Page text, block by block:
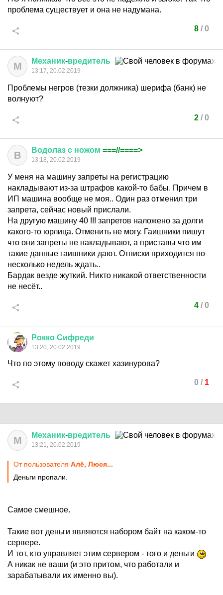
проблема существует и она не надумана.
8/ 0
М Механик-вредитель
13:17, 20.02.2019
Проблемы негров (тезки должника) шерифа (банк) не
волнуют?
2/ 0
В Водолаз с ножом ===//====>
13:18, 20.02.2019
У меня на машину запреты на регистрацию
накладывают из-за штрафов какой-то бабы. Причем в
ИП машина вообще не моя.. Один раз отменил три
запрета, сейчас новый прислали.
На другую машину 40 !!! запретов наложено за долги
какого-то юрлица. Отменить не могу. Гаишники пишут
что они запреты не накладывают, а приставы что им
такие данные гаишники дают. Отписки приходится по
несколько недель ждать..
Бардак везде жуткий. Никто никакой ответственности
не несёт..
4/ 0
Рокко Сифреди
13:20, 20.02.2019
Что по этому поводу скажет хазинурова?
0 / 1
М Механик-вредитель
13:21, 20.02.2019
От пользователя Алё, Люся...
Деньги пропали.
Самое смешное.
Такие вот деньги являются набором байт на каком-то
сервере.
И тот, кто управляет этим сервером - того и деньги
А никак не ваши (и это притом, что работали и
зарабатывали их именно вы).